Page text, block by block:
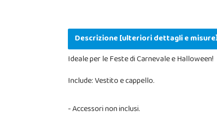
Descrizione [ulteriori dettagli e
Ideale per le Feste di Carnevale e Halloween!
Include: Vestito e cappello.
- Accessori non inclusi.